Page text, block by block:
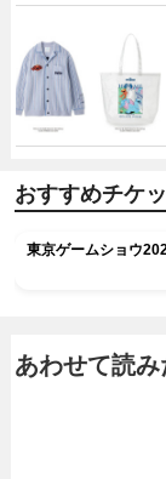
おすすめチケ
東京ゲームショウ
あわせて読み